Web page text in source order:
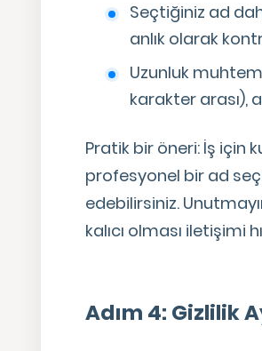
Seçtiğiniz ad
anlık olarak
Uzunluk
karakter arası),
Pratik bir öneri: İş için
profesyonel bir ad
edebilirsiniz.
kalıcı olması iletişimi
Adım 4: Gizlilik